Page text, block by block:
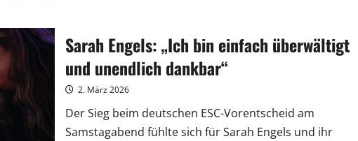
in
Dresden
gestartet
Sarah Engels: „Ich bin einfach überwältigt
und unendlich dankbar“
2. März 2026
Der Sieg beim deutschen ESC-Vorentscheid am
Samstagabend fühlte sich für Sarah Engels und ihr